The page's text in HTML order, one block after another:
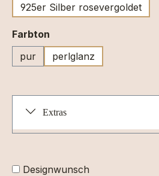
925er Silber rosevergoldet
Farbton
pur
perlglanz
Extras
Designwunsch